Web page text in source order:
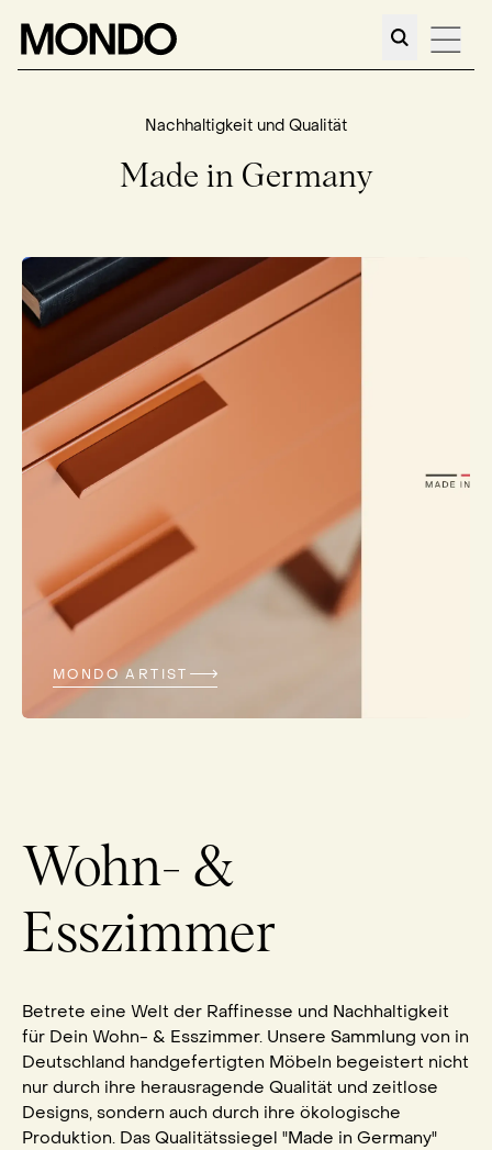
Nachhaltigkeit und Qualität
Made in Germany
MONDO ARTIST
Wohn- &
Esszimmer
Betrete eine Welt der Raffinesse und Nachhaltigkeit
für Dein Wohn- & Esszimmer. Unsere Sammlung von in
Deutschland handgefertigten Möbeln begeistert nicht
nur durch ihre herausragende Qualität und zeitlose
Designs, sondern auch durch ihre ökologische
Produktion. Das Qualitätssiegel "Made in Germany"